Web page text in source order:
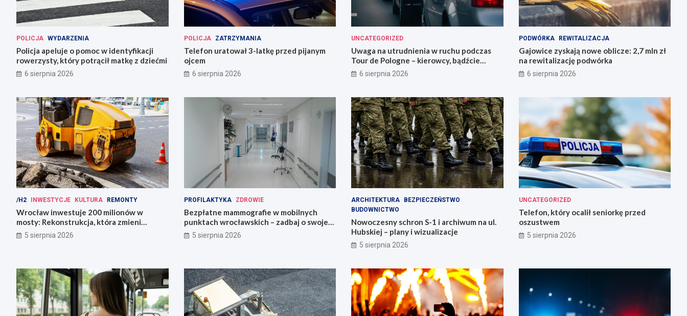
POLICJA WYDARZENIA
Policja apeluje o pomoc w identyfikacji
rowerzysty, który potrącił matkę z dziećmi
6 sierpnia 2026
POLICJA ZATRZYMANIA
Telefon uratował 3-latkę przed pijanym
ojcem
6 sierpnia 2026
UNCATEGORIZED
Uwaga na utrudnienia w ruchu podczas
Tour de Pologne – kierowcy, bądźcie
przygotowani!
6 sierpnia 2026
PODWÓRKA REWITALIZACJA
Gajowice zyskają nowe oblicze: 2,7 mln zł
na rewitalizację podwórka
6 sierpnia 2026
/H2 INWESTYCJE KULTURA REMONTY
Wrocław inwestuje 200 milionów w
mosty: Rekonstrukcja, która zmieni
miasto!
5 sierpnia 2026
PROFILAKTYKA ZDROWIE
Bezpłatne mammografie w mobilnych
punktach wrocławskich – zadbaj o swoje
zdrowie!
5 sierpnia 2026
ARCHITEKTURA
BEZPIECZEŃSTWO
BUDOWNICTWO
Nowoczesny schron S-1 i archiwum na ul.
Hubskiej – plany i wizualizacje
5 sierpnia 2026
UNCATEGORIZED
Telefon, który ocalił seniorkę przed
oszustwem
5 sierpnia 2026